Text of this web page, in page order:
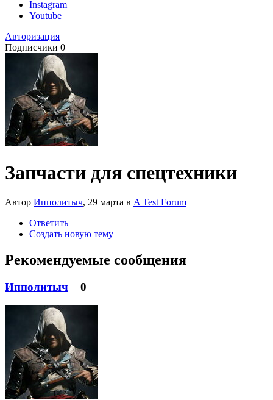
Instagram
Youtube
Авторизация
Подписчики 0
Запчасти для спецтехники
Автор Ипполитыч, 29 марта в A Test Forum
Ответить
Создать новую тему
Рекомендуемые сообщения
Ипполитыч 0